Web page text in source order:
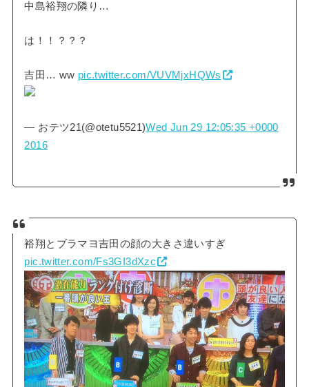
中島裕翔の隣り…
は！！？？？
吉田… ww pic.twitter.com/VUVMjxHQWs
— おテツ21(@otetu5521)Wed Jun 29 12:05:35 +0000
2016
裕翔とブラマヨ吉田の顔の大きさ違いすぎ
pic.twitter.com/Fs3GI3dXzc